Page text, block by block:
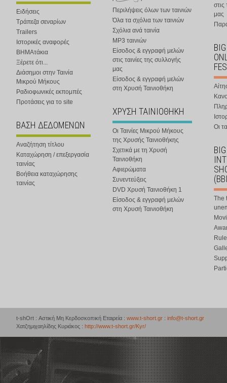
Ειδήσεις
Τράπεζα σεναρίων
Trailers
Ιστορικές αναφορές
ΒΗΜΑτάκια
Ξέρετε ότι...
Διάσημοι στην Ταινία
Μικρού Μήκους
Ραδιοφωνικές εκπομπές
Προτάσεις για το site
ΒΑΣΗ ΔΕΔΟΜΕΝΩΝ
Αναζήτηση τίτλου
Καταχώρηση / επεξεργασία
ταινίας
Βοήθεια καταχώρησης
ταινίας
Περιλήψεις όλων των ταινιών
Όλα τα σχόλια των ταινιών
Σχόλια ανά ταινία
MP3 ταινιών
Είσοδος & εγγραφή μελών
στις ταινίες της συλλογής
μας
Είσοδος & εγγραφή μελών
στη Χρυσή Ταινιοθήκη
ΧΡΥΣΗ ΤΑΙΝΙΟΘΗΚΗ
Οι Ταινίες Μικρού Μήκους
της Χρυσής Ταινιοθήκης
Σχετικά με τη Χρυσή
Ταινιοθήκη
Αφιερώματα
Συνεντεύξεις
DVD Χρυσή Ταινιοθήκη 1
Είσοδος & εγγραφή μελών
στη Χρυσή Ταινιοθήκη
στις
μας
Οι
The
t-shOrt : Αστική Μη Κερδοσκοπική Εταιρεία : www.t-short.gr : info@t-short.gr
Χατζημιχαηλίδης Κυριάκος : http://www.t-short.gr/Kyr/